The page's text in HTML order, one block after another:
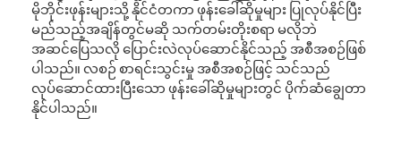
မိုဘိုင်းဖုန်းများသို့ နိုင်ငံတကာ ဖုန်းခေါ်ဆိုမှုများ ပြုလုပ်နိုင်ပြီး
မည်သည့်အချိန်တွင်မဆို သက်တမ်းတိုးစရာ မလိုဘဲ
အဆင်ပြေသလို ပြောင်းလဲလုပ်ဆောင်နိုင်သည့် အစီအစဉ်ဖြစ်
ပါသည်။ လစဉ် စာရင်းသွင်းမှု အစီအစဉ်ဖြင့် သင်သည်
လုပ်ဆောင်ထားပြီးသော ဖုန်းခေါ်ဆိုမှုများတွင် ပိုက်ဆံချွေတာ
နိုင်ပါသည်။